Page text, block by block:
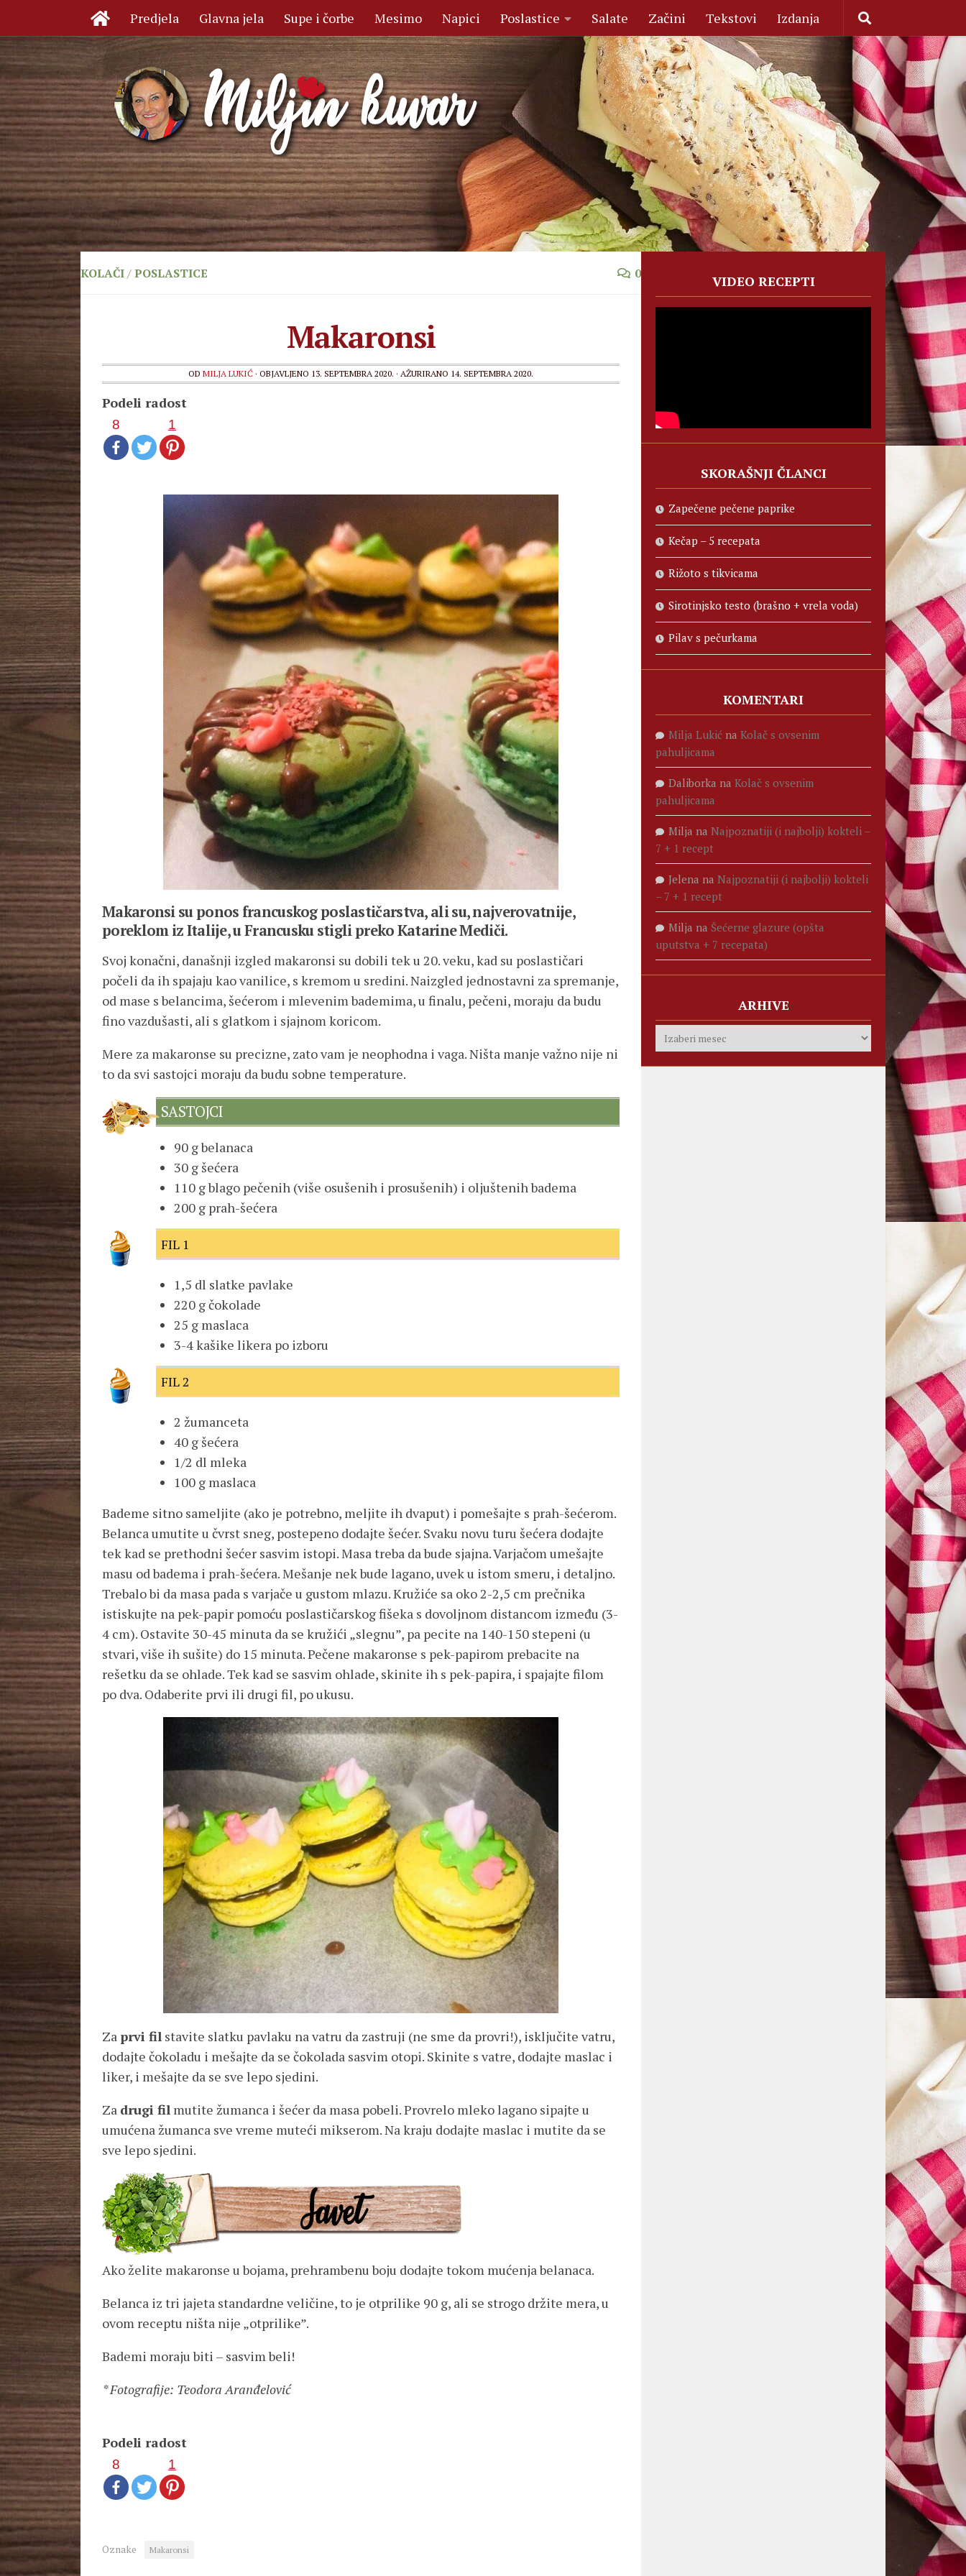
Skip to content Predjela Glavna jela Supe i čorbe Mesimo Napici Poslastice Salate Začini Tekstovi Izdanja
KOLAČI/POSLASTICE 0
Makaronsi
OD MILJA LUKIĆ · OBJAVLJENO 13. SEPTEMBRA 2020. · AŽURIRANO 14. SEPTEMBRA 2020.
Podeli radost
8 1
Makaronsi su ponos francuskog poslastičarstva, ali su, najverovatnije,
poreklom iz Italije, u Francusku stigli preko Katarine Mediči.
Svoj konačni, današnji izgled makaronsi su dobili tek u 20. veku, kad su poslastičari
počeli da ih spajaju kao vanilice, s kremom u sredini. Naizgled jednostavni za spremanje,
od mase s belancima, šećerom i mlevenim bademima, u finalu, pečeni, moraju da budu
fino vazdušasti, ali s glatkom i sjajnom koricom.
Mere za makaronse su precizne, zato vam je neophodna i vaga. Ništa manje važno nije ni
to da svi sastojci moraju da budu sobne temperature.
SASTOJCI
90 g belanaca
30 g šećera
110 g blago pečenih (više osušenih i prosušenih) i oljuštenih badema
200 g prah-šećera
FIL 1
1,5 dl slatke pavlake
220 g čokolade
25 g maslaca
3-4 kašike likera po izboru
FIL 2
2 žumanceta
40 g šećera
1/2 dl mleka
100 g maslaca
Bademe sitno sameljite (ako je potrebno, meljite ih dvaput) i pomešajte s prah-šećerom.
Belanca umutite u čvrst sneg, postepeno dodajte šećer. Svaku novu turu šećera dodajte
tek kad se prethodni šećer sasvim istopi. Masa treba da bude sjajna. Varjačom umešajte
masu od badema i prah-šećera. Mešanje nek bude lagano, uvek u istom smeru, i detaljno.
Trebalo bi da masa pada s varjače u gustom mlazu. Kružiće sa oko 2-2,5 cm prečnika
istiskujte na pek-papir pomoću poslastičarskog fišeka s dovoljnom distancom između (3-
4 cm). Ostavite 30-45 minuta da se kružići „slegnu”, pa pecite na 140-150 stepeni (u
stvari, više ih sušite) do 15 minuta. Pečene makaronse s pek-papirom prebacite na
rešetku da se ohlade. Tek kad se sasvim ohlade, skinite ih s pek-papira, i spajajte filom
po dva. Odaberite prvi ili drugi fil, po ukusu.
Za prvi fil stavite slatku pavlaku na vatru da zastruji (ne sme da provri!), isključite vatru,
dodajte čokoladu i mešajte da se čokolada sasvim otopi. Skinite s vatre, dodajte maslac i
liker, i mešajte da se sve lepo sjedini.
Za drugi fil mutite žumanca i šećer da masa pobeli. Provrelo mleko lagano sipajte u
umućena žumanca sve vreme muteći mikserom. Na kraju dodajte maslac i mutite da se
sve lepo sjedini.
Ako želite makaronse u bojama, prehrambenu boju dodajte tokom mućenja belanaca.
Belanca iz tri jajeta standardne veličine, to je otprilike 90 g, ali se strogo držite mera, u
ovom receptu ništa nije „otprilike”.
Bademi moraju biti – sasvim beli!
* Fotografije: Teodora Aranđelović
Podeli radost
8 1
Oznake Makaronsi
VIDEO RECEPTI
SKORAŠNJI ČLANCI
Zapečene pečene paprike
Kečap – 5 recepata
Rižoto s tikvicama
Sirotinjsko testo (brašno + vrela voda)
Pilav s pečurkama
KOMENTARI
Milja Lukić na Kolač s ovsenim
pahuljicama
Daliborka na Kolač s ovsenim
pahuljicama
Milja na Najpoznatiji (i najbolji) kokteli –
7 + 1 recept
Jelena na Najpoznatiji (i najbolji) kokteli
– 7 + 1 recept
Milja na Šećerne glazure (opšta
uputstva + 7 recepata)
ARHIVE
Arhive